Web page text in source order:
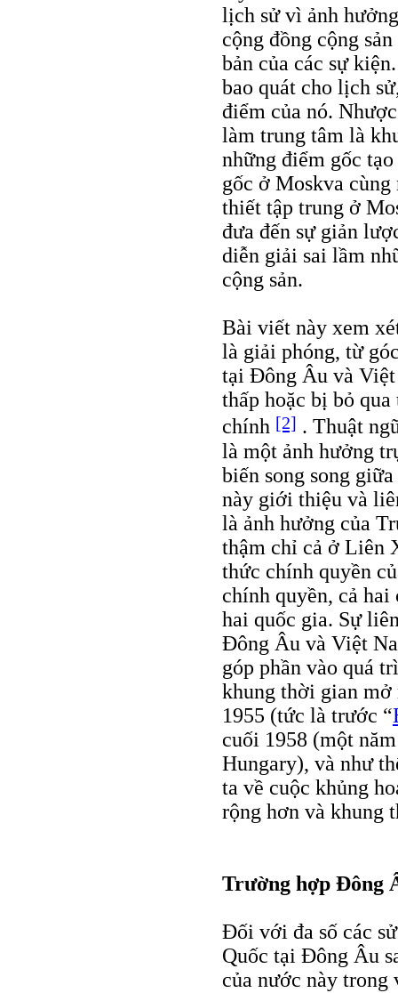
lịch sử vì ảnh
cộng đồng cộng
bản của các sự
bao quát cho lịch
điểm của nó.
làm trung tâm là
những điểm gốc
gốc ở Moskva
thiết tập trung ở
đưa đến sự giản
diễn giải sai lầm
cộng sản.
Bài viết này xem
là giải phóng, từ
tại Đông Âu và Việt
thấp hoặc bị bỏ
chính [2] . Thuật
là một ảnh hưởng
biến song song
này giới thiệu và
là ảnh hưởng của
thậm chỉ cả ở Liên
thức chính quyền
chính quyền, cả
hai quốc gia. Sự
Đông Âu và Việt
góp phần vào quá
khung thời gian mở
1955 (tức là trước “
cuối 1958 (một
Hungary), và như
ta về cuộc khủng
rộng hơn và khung
Trường hợp Đông
Đối với đa số các
Quốc tại Đông Âu
của nước này